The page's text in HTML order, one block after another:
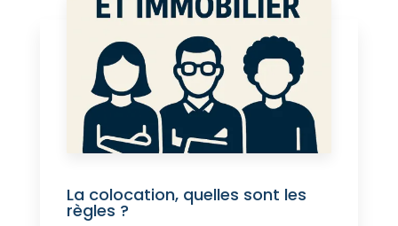
La colocation, quelles sont les
règles ?